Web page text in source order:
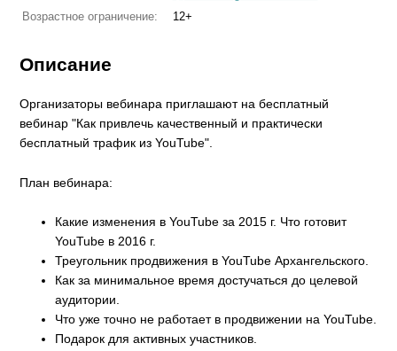
Возрастное ограничение:
12+
Описание
Организаторы вебинара приглашают на бесплатный
вебинар "Как привлечь качественный и практически
бесплатный трафик из YouTube".
План вебинара:
Какие изменения в YouTube за 2015 г. Что готовит
YouTube в 2016 г.
Треугольник продвижения в YouTube Архангельского.
Как за минимальное время достучаться до целевой
аудитории.
Что уже точно не работает в продвижении на YouTube.
Подарок для активных участников.